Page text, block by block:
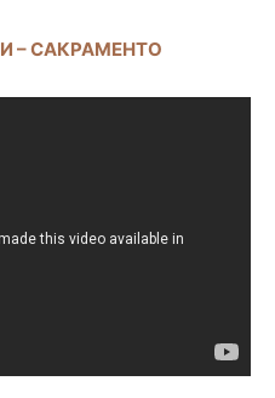
– САКРАМЕНТО